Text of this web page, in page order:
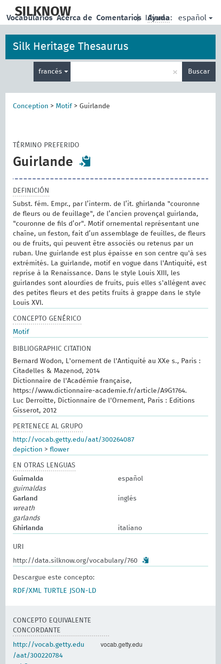
main
SILKNOW | Idioma: español
Vocabularios Acerca de Comentarios Ayuda
Silk Heritage Thesaurus
francés × Buscar
Conception > Motif > Guirlande
TÉRMINO PREFERIDO
Guirlande
DEFINICIÓN
Subst. fém. Empr., par l’interm. de l’it. ghirlanda "couronne
de fleurs ou de feuillage", de l’ancien provençal guirlanda,
"couronne de fils d’or". Motif ornemental représentant une
chaîne, un feston, fait d’un assemblage de feuilles, de fleurs
ou de fruits, qui peuvent être associés ou retenus par un
ruban. Une guirlande est plus épaisse en son centre qu'à ses
extrémités. La guirlande, motif en vogue dans l'Antiquité, est
reprise à la Renaissance. Dans le style Louis XIII, les
guirlandes sont alourdies de fruits, puis elles s'allégent avec
des petites fleurs et des petits fruits à grappe dans le style
Louis XVI.
CONCEPTO GENÉRICO
Motif
BIBLIOGRAPHIC CITATION
Bernard Wodon, L'ornement de l'Antiquité au XXe s., Paris :
Citadelles & Mazenod, 2014
Dictionnaire de l'Académie française,
https://www.dictionnaire-academie.fr/article/A9G1764.
Luc Derroitte, Dictionnaire de l'Ornement, Paris : Editions
Gisserot, 2012
PERTENECE AL GRUPO
http://vocab.getty.edu/aat/300264087
depiction >flower
EN OTRAS LENGUAS
Guirnalda
español
guirnaldas
Garland
inglés
wreath
garlands
Ghirlanda
italiano
URI
http://data.silknow.org/vocabulary/760
Descargue este concepto:
RDF/XML
TURTLE JSON-LD
CONCEPTO EQUIVALENTE
CONCORDANTE
http://vocab.getty.edu
/aat/300220784
vocab.getty.edu